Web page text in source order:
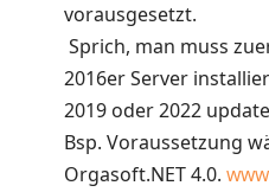
vorausgesetzt.
Sprich, man muss
2016er Server
2019 oder 2022
Bsp. Voraussetzung
Orgasoft.NET 4.0.